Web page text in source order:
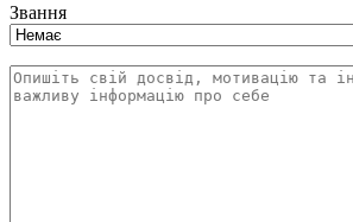
Звання